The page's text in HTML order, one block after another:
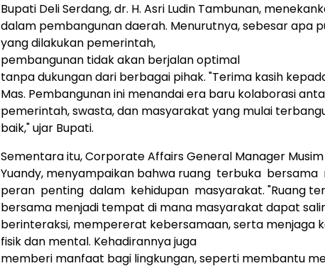
Bupati Deli Serdang, dr. H. Asri Ludin Tambunan,
dalam pembangunan daerah. Menurutnya, sebesar apa
yang dilakukan pemerintah,
pembangunan tidak akan berjalan optimal
tanpa dukungan dari berbagai pihak. "Terima kasih
Mas. Pembangunan ini menandai era baru kolaborasi
pemerintah, swasta, dan masyarakat yang mulai
baik," ujar Bupati.
Sementara itu, Corporate Affairs General Manager Musim
Yuandy, menyampaikan bahwa ruang terbuka bersama
peran penting dalam kehidupan masyarakat. "Ruang
bersama menjadi tempat di mana masyarakat dapat
berinteraksi, mempererat kebersamaan, serta menjaga
fisik dan mental. Kehadirannya juga
memberi manfaat bagi lingkungan, seperti membantu